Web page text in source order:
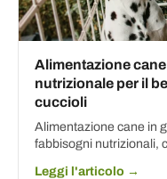
Alimentazione
nutrizionale per il
cuccioli
Alimentazione cane in
fabbisogni nutrizionali,
Leggi l'articolo →